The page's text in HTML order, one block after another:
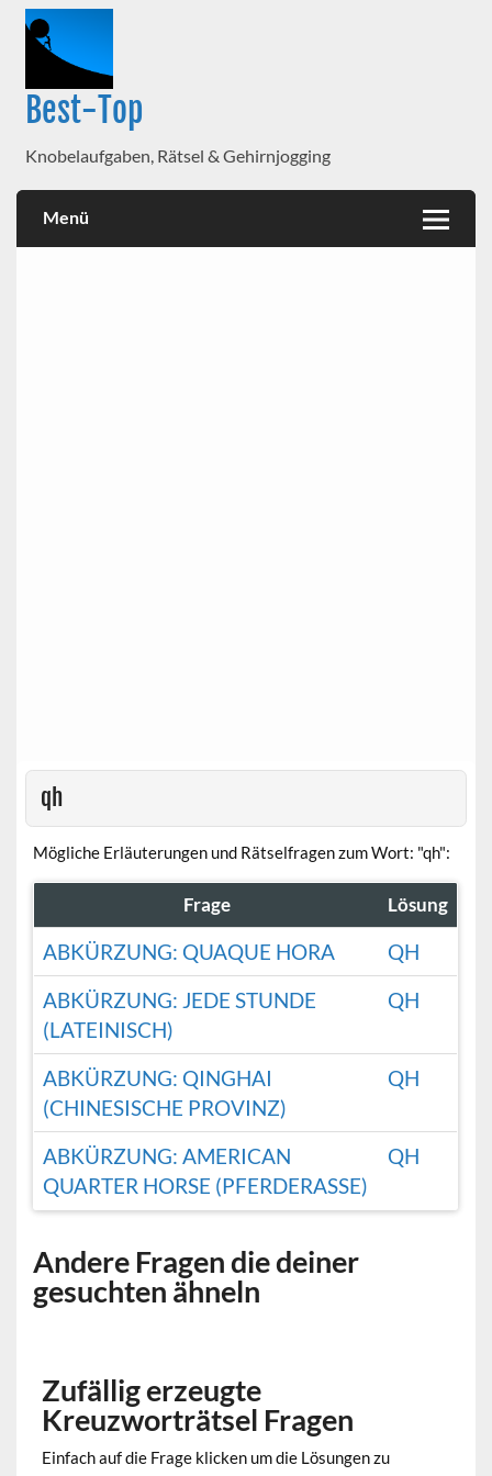
Best-Top
Knobelaufgaben, Rätsel & Gehirnjogging
Menü
qh
Mögliche Erläuterungen und Rätselfragen zum Wort: "qh":
Frage Lösung
ABKÜRZUNG: QUAQUE HORA
QH
ABKÜRZUNG: JEDE STUNDE
(LATEINISCH)
QH
ABKÜRZUNG: QINGHAI
(CHINESISCHE PROVINZ)
QH
ABKÜRZUNG: AMERICAN
QUARTER HORSE (PFERDERASSE)
QH
Andere Fragen die deiner
gesuchten ähneln
Zufällig erzeugte
Kreuzworträtsel Fragen
Einfach auf die Frage klicken um die Lösungen zu